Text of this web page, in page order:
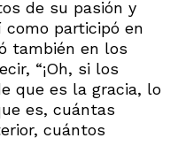
de su pasión y
participó en
también en los
“¡Oh, si los
que es la gracia, lo
es, cuántas
cuántos